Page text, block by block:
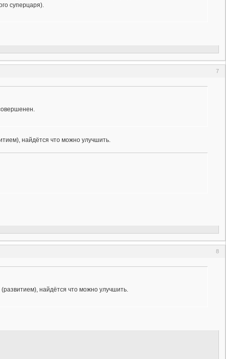
суперцаря).
7
найдётся что можно улучшить.
8
найдётся что можно улучшить.